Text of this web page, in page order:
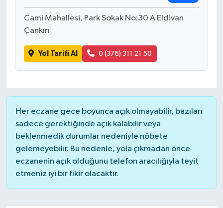
Cami Mahallesi, Park Sokak No:30 A Eldivan
Çankırı
Yol Tarifi Al 0 (376) 311 21 50
Her eczane gece boyunca açık olmayabilir, bazıları
sadece gerektiğinde açık kalabilir veya
beklenmedik durumlar nedeniyle nöbete
gelemeyebilir. Bu nedenle, yola çıkmadan önce
eczanenin açık olduğunu telefon aracılığıyla teyit
etmeniz iyi bir fikir olacaktır.